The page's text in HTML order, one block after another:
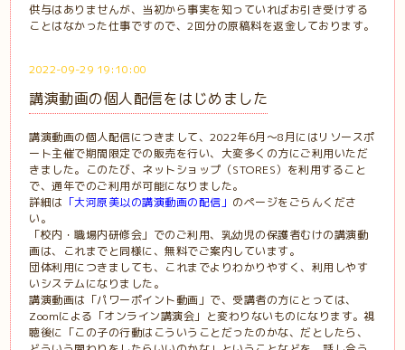
供与はありませんが、当初から事実を知っていればお引き受けする
ことはなかった仕事ですので、2回分の原稿料を返金しております。
2022-09-29 19:10:00
講演動画の個人配信をはじめました
講演動画の個人配信につきまして、2022年6月～8月にはリソースポ
ート主催で期間限定での販売を行い、大変多くの方にご利用いただ
きました。このたび、ネットショップ（STORES）を利用すること
で、通年でのご利用が可能になりました。
詳細は 「大河原美以の講演動画の配信」 のページをごらんくださ
い。
「校内・職場内研修会」でのご利用、乳幼児の保護者むけの講演動
画は、これまでと同様に、無料でご案内しています。
団体利用につきましても、これまでよりわかりやすく、利用しやす
いシステムになりました。
講演動画は「パワーポイント動画」で、受講者の方にとっては、
Zoomによる「オンライン講演会」と変わりないものになります。視
聴後に「この子の行動はこういうことだったのかな、だとしたら、